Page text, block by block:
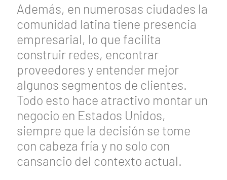
Además, en numerosas ciudades la
comunidad latina tiene presencia
empresarial, lo que facilita
construir redes, encontrar
proveedores y entender mejor
algunos segmentos de clientes.
Todo esto hace atractivo montar un
negocio en Estados Unidos,
siempre que la decisión se tome
con cabeza fría y no solo con
cansancio del contexto actual.